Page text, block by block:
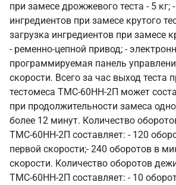
при замесе дрожжевого теста - 5 кг;
ингредиентов при замесе крутого
загрузка ингредиентов при замесе
- ременно-цепной привод; -
программируемая панель
скорости. Всего за час выход теста
тестомеса ТМС-60НН-2П может
при продолжительности замеса
более 12 минут. Количество
ТМС-60НН-2П составляет: - 120
первой скорости; ​- 240 оборотов в
скорости. Количество оборотов
ТМС-60НН-2П составляет: - 10